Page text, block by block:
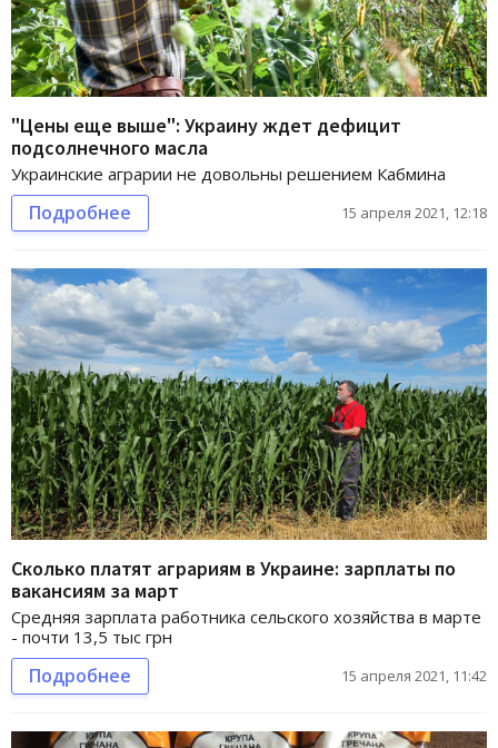
"Цены еще выше": Украину ждет дефицит
подсолнечного масла
Украинские аграрии не довольны решением Кабмина
Подробнее 15 апреля 2021, 12:18
Сколько платят аграриям в Украине: зарплаты по
вакансиям за март
Средняя зарплата работника сельского хозяйства в марте
- почти 13,5 тыс грн
Подробнее 15 апреля 2021, 11:42